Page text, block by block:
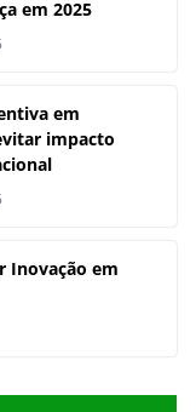
em 2025
em
impacto
Inovação em